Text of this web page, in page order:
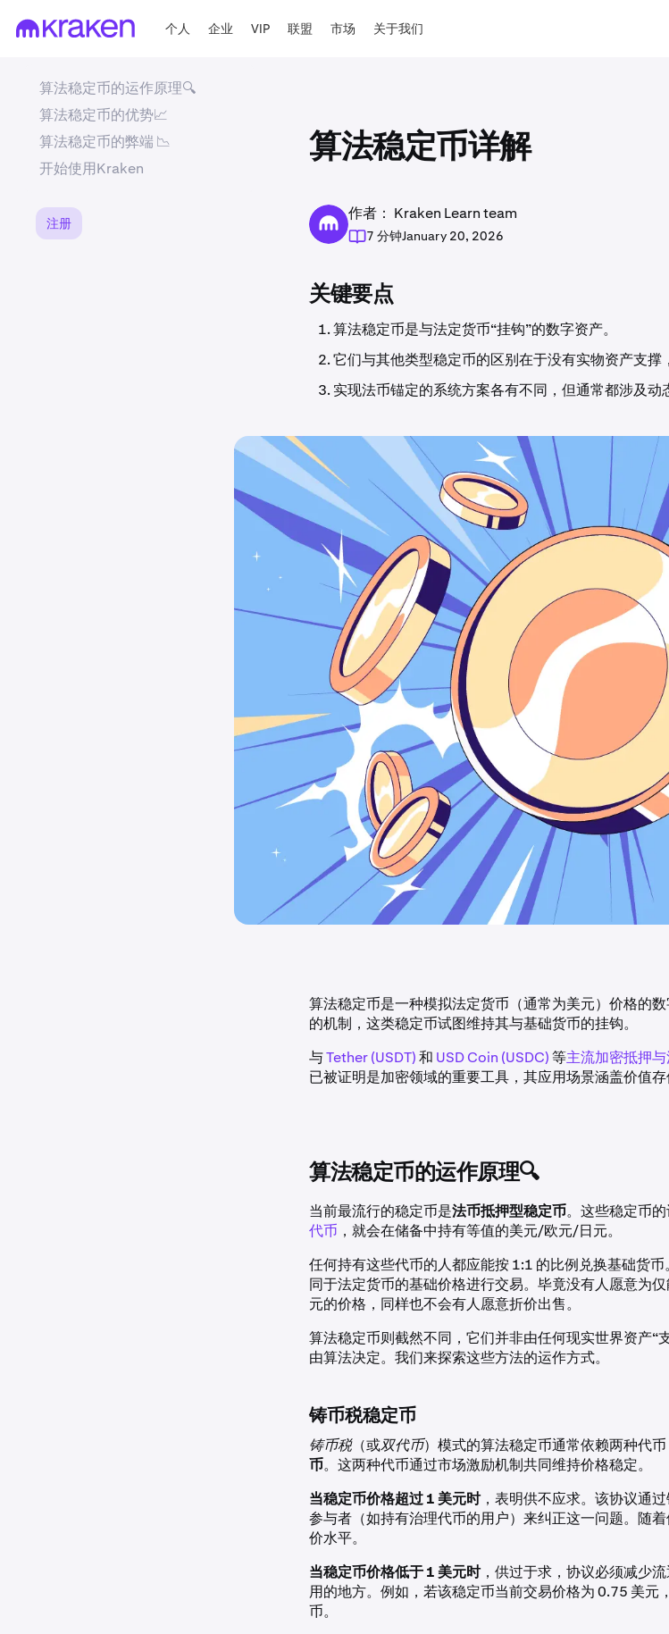
个人 企业 VIP 联盟 市场 关于我们
算法稳定币详解
作者： Kraken Learn team
7 分钟January 20, 2026
关键要点
算法稳定币是与法定货币“挂钩”的数字资产。
它们与其他类型稳定币的区别在于没有实物资产支撑
实现法币锚定的系统方案各有不同，但通常都涉及动
算法稳定币是一种模拟法定货币（通常为美元）价格的
的机制，这类稳定币试图维持其与基础货币的挂钩。
与Tether (USDT)和 USD Coin (USDC)等主流加密抵押
已被证明是加密领域的重要工具，其应用场景涵盖价值存
算法稳定币的运作原理🔍
当前最流行的稳定币是法币抵押型稳定币。这些稳定币
代币 ，就会在储备中持有等值的美元/欧元/日元。
任何持有这些代币的人都应能按 1:1 的比例兑换基础货
同于法定货币的基础价格进行交易。毕竟没有人愿意为
元的价格，同样也不会有人愿意折价出售。
算法稳定币则截然不同，它们并非由任何现实世界资产“
由算法决定。我们来探索这些方法的运作方式。
铸币税稳定币
铸币税（或双代币）模式的算法稳定币通常依赖两种代币
币。这两种代币通过市场激励机制共同维持价格稳定。
当稳定币价格超过 1 美元时，表明供不应求。该协议通
参与者（如持有治理代币的用户）来纠正这一问题。随
价水平。
当稳定币价格低于 1 美元时，供过于求，协议必须减少
用的地方。例如，若该稳定币当前交易价格为 0.75 美元
币。
算法稳定币的运作原理🔍
算法稳定币的优势📈
算法稳定币的弊端 📉
开始使用Kraken
注册